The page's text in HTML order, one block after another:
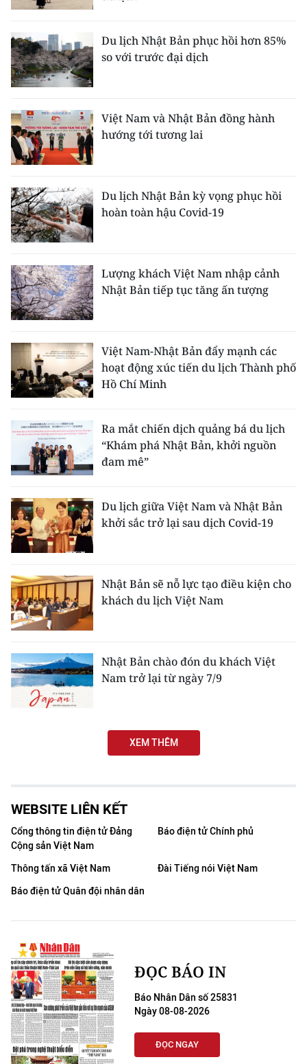
NHÂN DÂN CUỐI TUẦN
NHÂN DÂN HẰNG THÁNG
MUA BÁO
ENGLISH
FRANÇAIS
ESPAÑOL
한국어
Du lịch Nhật Bản phục hồi hơn 85%
so với trước đại dịch
Việt Nam và Nhật Bản đồng hành
hướng tới tương lai
Du lịch Nhật Bản kỳ vọng phục hồi
hoàn toàn hậu Covid-19
Lượng khách Việt Nam nhập cảnh
Nhật Bản tiếp tục tăng ấn tượng
Việt Nam-Nhật Bản đẩy mạnh các
hoạt động xúc tiến du lịch Thành phố
Hồ Chí Minh
Ra mắt chiến dịch quảng bá du lịch
“Khám phá Nhật Bản, khởi nguồn
đam mê”
Du lịch giữa Việt Nam và Nhật Bản
khởi sắc trở lại sau dịch Covid-19
Nhật Bản sẽ nỗ lực tạo điều kiện cho
khách du lịch Việt Nam
Nhật Bản chào đón du khách Việt
Nam trở lại từ ngày 7/9
XEM THÊM
WEBSITE LIÊN KẾT
Cổng thông tin điện tử Đảng
Cộng sản Việt Nam
Báo điện tử Chính phủ
Thông tấn xã Việt Nam
Đài Tiếng nói Việt Nam
Báo điện tử Quân đội nhân dân
ĐỌC BÁO IN
Báo Nhân Dân số 25831
Ngày 08-08-2026
ĐỌC NGAY